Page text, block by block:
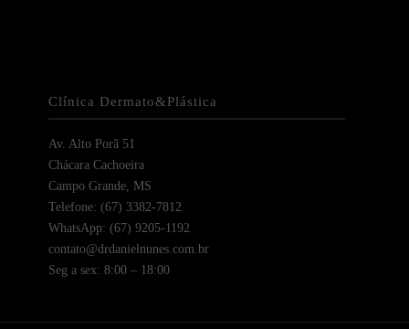
Clínica Dermato&Plástica
Av. Alto Porã 51
Chácara Cachoeira
Campo Grande, MS
Telefone: (67) 3382-7812
WhatsApp: (67) 9205-1192
contato@drdanielnunes.com.br
Seg a sex: 8:00 – 18:00